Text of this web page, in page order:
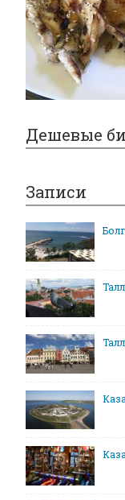
Дешевые
Записи